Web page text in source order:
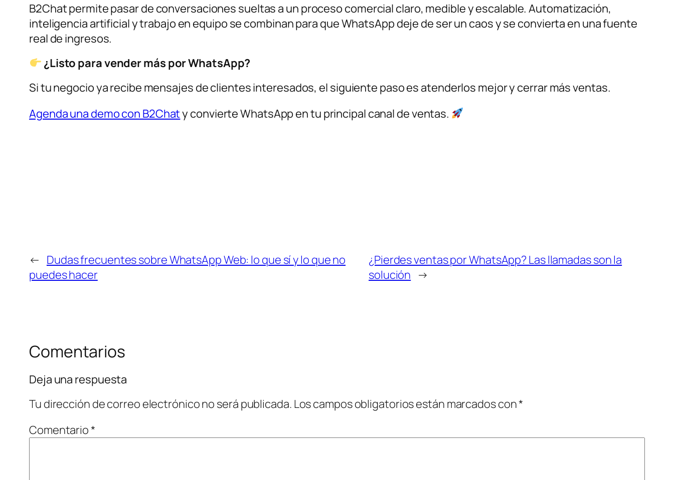
B2Chat permite pasar de conversaciones sueltas a un proceso comercial claro, medible y escalable. Automatización,
inteligencia artificial y trabajo en equipo se combinan para que WhatsApp deje de ser un caos y se convierta en una fuente
real de ingresos.
¿Listo para vender más por WhatsApp?
Si tu negocio ya recibe mensajes de clientes interesados, el siguiente paso es atenderlos mejor y cerrar más ventas.
Agenda una demo con B2Chaty convierte WhatsApp en tu principal canal de ventas.
← Dudas frecuentes sobre WhatsApp Web: lo que sí y lo que no
puedes hacer
¿Pierdes ventas por WhatsApp? Las llamadas son la
solución →
Comentarios
Deja una respuesta
Tu dirección de correo electrónico no será publicada. Los campos obligatorios están marcados con*
Comentario*